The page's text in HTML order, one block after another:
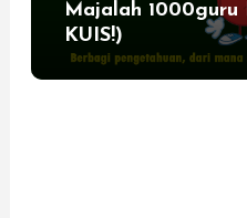
Majalah 1000guru
KUIS!)